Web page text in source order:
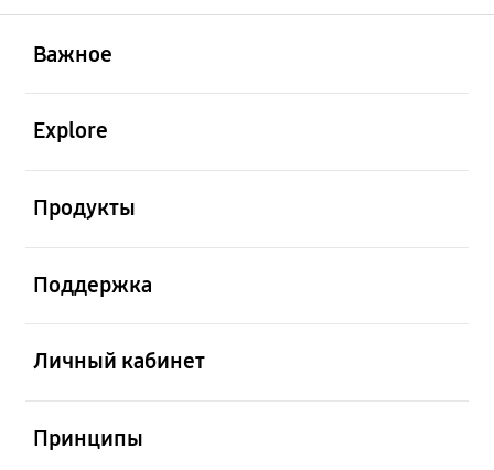
Важное
Explore
Продукты
Поддержка
Личный кабинет
Принципы